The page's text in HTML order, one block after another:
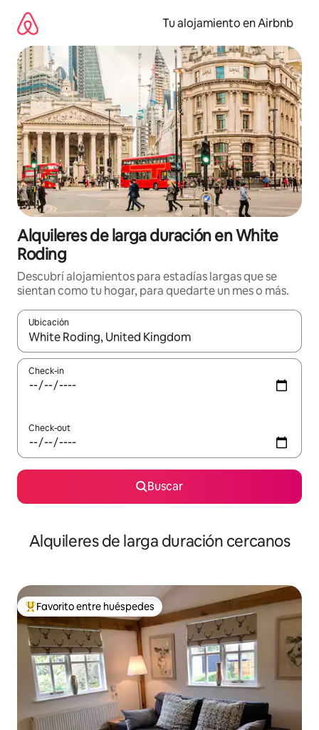
contenido
Tu alojamiento en Airbnb
Alquileres de larga duración en White
Roding
Descubrí alojamientos para estadías largas que se
sientan como tu hogar, para quedarte un mes o más.
Ubicación
Cuando los resultados estén disponibles, navegá con las
Check-in
Check-out
Buscar
Alquileres de larga duración cercanos
Favorito entre los huéspedes más destacados
Favorito entre huéspedes